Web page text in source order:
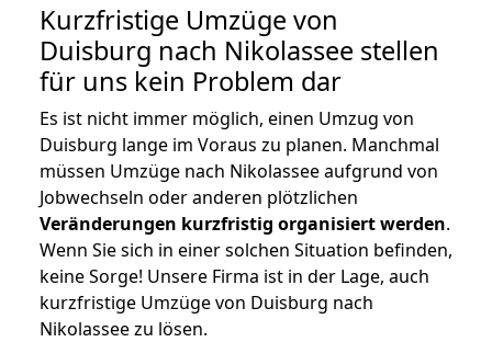
Kurzfristige Umzüge von
Duisburg nach Nikolassee stellen
für uns kein Problem dar
Es ist nicht immer möglich, einen Umzug von
Duisburg lange im Voraus zu planen. Manchmal
müssen Umzüge nach Nikolassee aufgrund von
Jobwechseln oder anderen plötzlichen
Veränderungen kurzfristig organisiert werden.
Wenn Sie sich in einer solchen Situation befinden,
keine Sorge! Unsere Firma ist in der Lage, auch
kurzfristige Umzüge von Duisburg nach
Nikolassee zu lösen.